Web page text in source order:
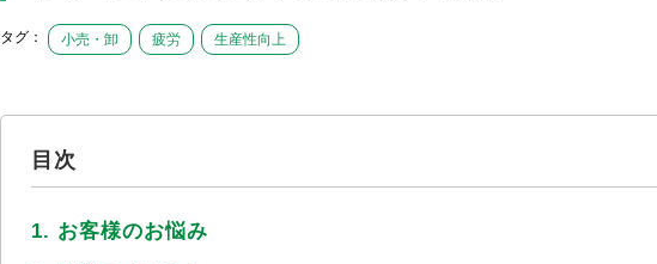
タグ： 小売・卸 疲労 生産性向上
目次
1. お客様のお悩み